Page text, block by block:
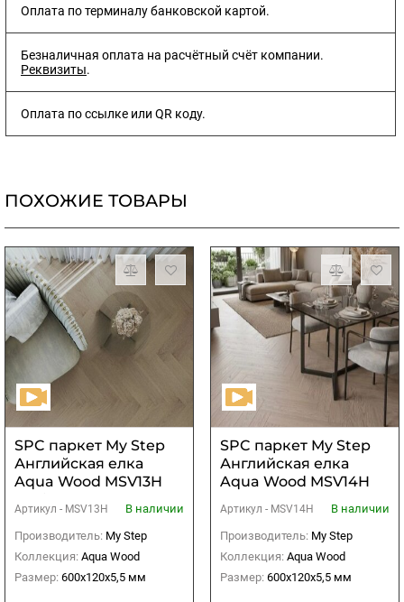
Оплата по терминалу банковской картой.
Безналичная оплата на расчётный счёт компании.
Реквизиты.
Оплата по ссылке или QR коду.
ПОХОЖИЕ ТОВАРЫ
SPC паркет My Step
Английская елка
Aqua Wood MSV13H
Артикул - MSV13H
В наличии
Производитель: My Step
Коллекция: Aqua Wood
Размер: 600х120х5,5 мм
SPC паркет My Step
Английская елка
Aqua Wood MSV14H
Артикул - MSV14H
В наличии
Производитель: My Step
Коллекция: Aqua Wood
Размер: 600х120х5,5 мм